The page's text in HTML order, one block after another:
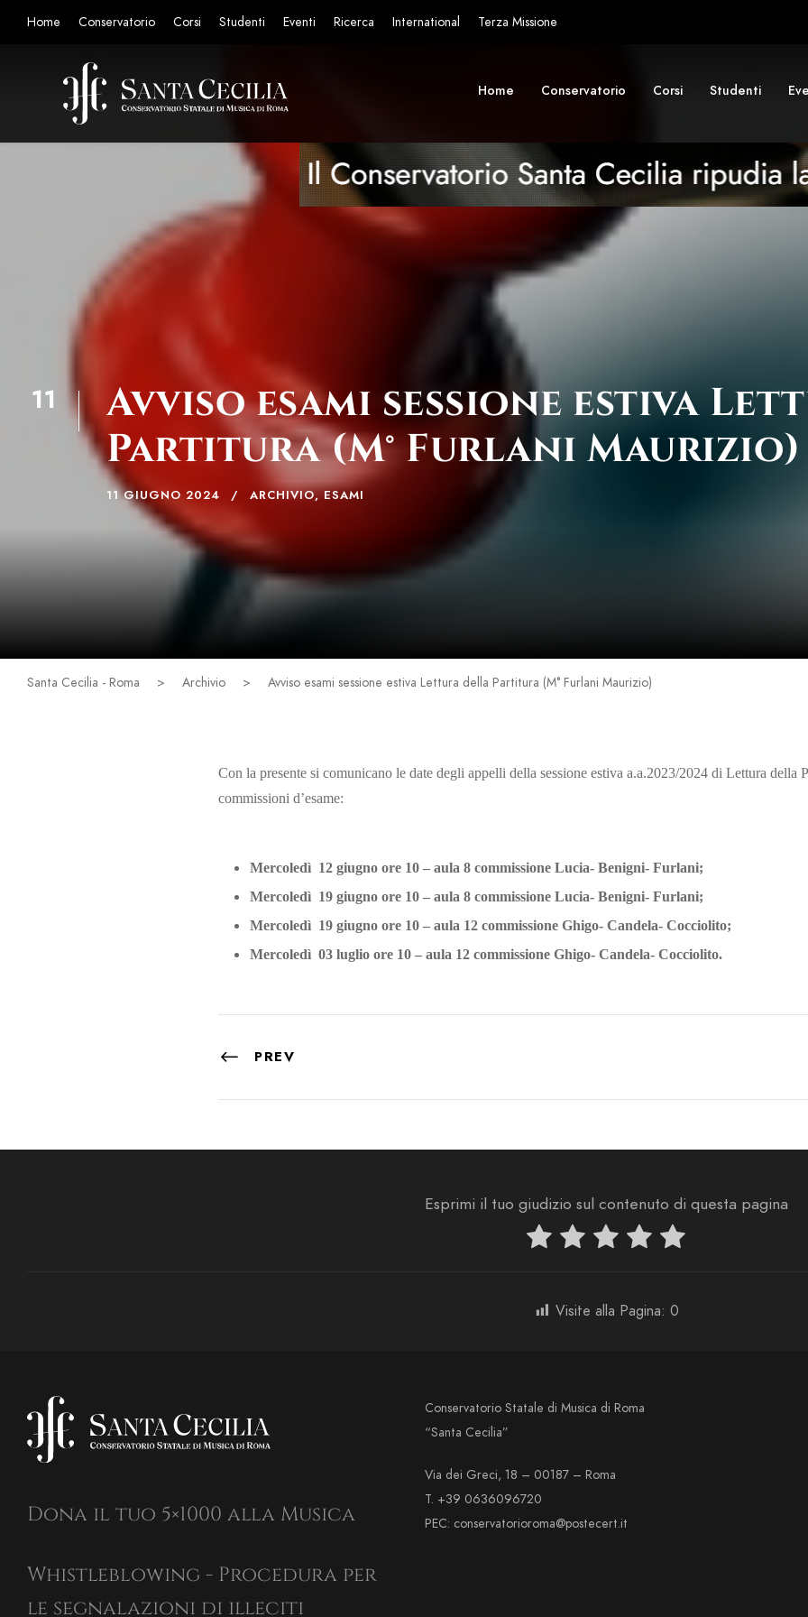
Home Conservatorio Corsi Studenti Eventi Ricerca International Terza Missione
Home Conservatorio Corsi Studenti
11
Avviso esami sessione estiva
Partitura (M° Furlani Maurizio)
11 GIUGNO 2024 ARCHIVIO, ESAMI
Santa Cecilia - Roma > Archivio > Avviso esami sessione estiva Lettura della Partitura (M° Furlani Maurizio)
Con la presente si comunicano le date degli appelli della sessione estiva a.a.2023/2024 di Lettura della
commissioni d’esame:
Mercoledì 12 giugno ore 10 – aula 8 commissione Lucia- Benigni- Furlani;
Mercoledì 19 giugno ore 10 – aula 8 commissione Lucia- Benigni- Furlani;
Mercoledì 19 giugno ore 10 – aula 12 commissione Ghigo- Candela- Cocciolito;
Mercoledì 03 luglio ore 10 – aula 12 commissione Ghigo- Candela- Cocciolito.
PREV
Esprimi il tuo giudizio sul contenuto di questa pagina
Visite alla Pagina: 0
Dona il tuo 5×1000 alla Musica
Whistleblowing - Procedura per
le segnalazioni di illeciti
Conservatorio Statale di Musica di Roma
“Santa Cecilia”
Via dei Greci, 18 – 00187 – Roma
T. +39 0636096720
PEC: conservatorioroma@postecert.it